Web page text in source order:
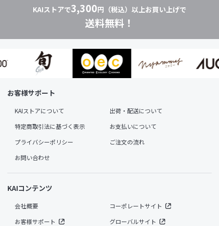
KAIストアで3,300円（税込）以上お買い上げで
送料無料！
お客様サポート
KAIストアについて
出荷・配送について
特定商取引法に基づく表示
お支払いについて
プライバシーポリシー
ご注文の流れ
お問い合わせ
KAIコンテンツ
会社概要
コーポレートサイト
お客様サポート
グローバルサイト